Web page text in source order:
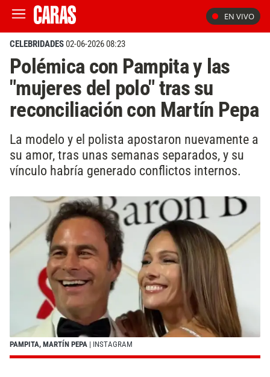
EN VIVO
CELEBRIDADES02-06-2026 08:23
Polémica con Pampita y las
"mujeres del polo" tras su
reconciliación con Martín Pepa
La modelo y el polista apostaron nuevamente a
su amor, tras unas semanas separados, y su
vínculo habría generado conflictos internos.
PAMPITA, MARTÍN PEPA | INSTAGRAM